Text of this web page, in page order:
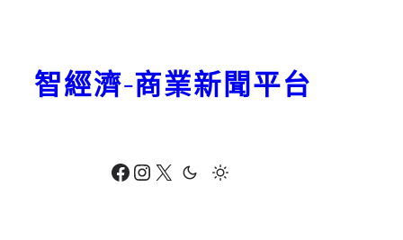
Facebook Instagram X
智經濟-商業新聞平台